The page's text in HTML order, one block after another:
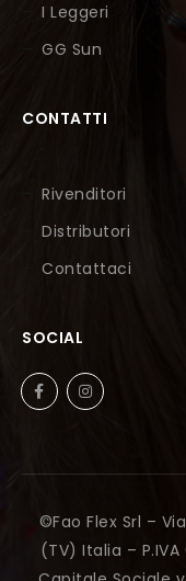
I Leggeri
GG Sun
CONTATTI
Rivenditori
Distributori
Contattaci
SOCIAL
©Fao Flex Srl –
(TV) Italia – P.IVA